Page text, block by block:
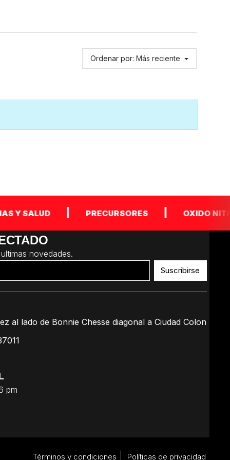
Ordenar por: Más reciente
| PRECURSORES | OXIDO NITRICO
novedades.
Suscribirse
al lado de Bonnie Chesse diagonal a Ciudad Colon
pm
Términos y condiciones Políticas de privacidad